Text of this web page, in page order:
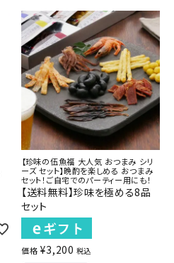
【珍味の伍魚福 大人気 おつまみ シリ
ーズ セット】晩酌を楽しめる おつまみ
セット！ご自宅でのパーティー用にも！
【送料無料】珍味を極める8品
セット
価格 ¥3,200 税込